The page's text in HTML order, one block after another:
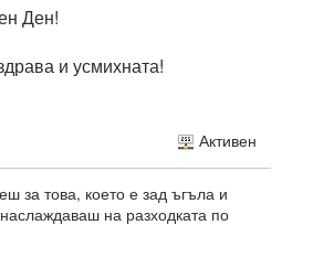
Ден!
и усмихната!
Активен
за това, което е зад ъгъла и
на разходката по